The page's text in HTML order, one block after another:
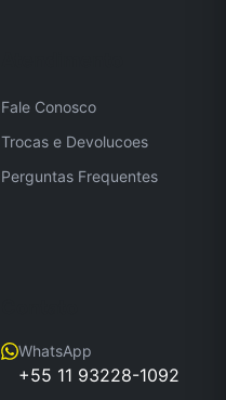
Fale Conosco
Trocas e Devolucoes
Perguntas Frequentes
WhatsApp
+55 11 93228-1092